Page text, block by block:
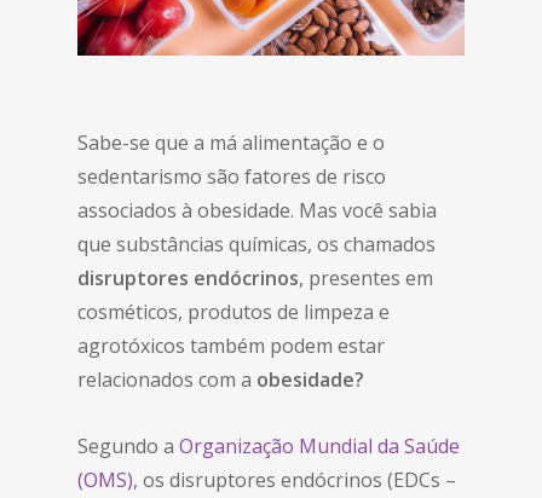
Sabe-se que a má alimentação e o
sedentarismo são fatores de risco
associados à obesidade. Mas você sabia
que substâncias químicas, os chamados
disruptores endócrinos, presentes em
cosméticos, produtos de limpeza e
agrotóxicos também podem estar
relacionados com a obesidade?
Segundo a Organização Mundial da Saúde
(OMS), os disruptores endócrinos (EDCs –